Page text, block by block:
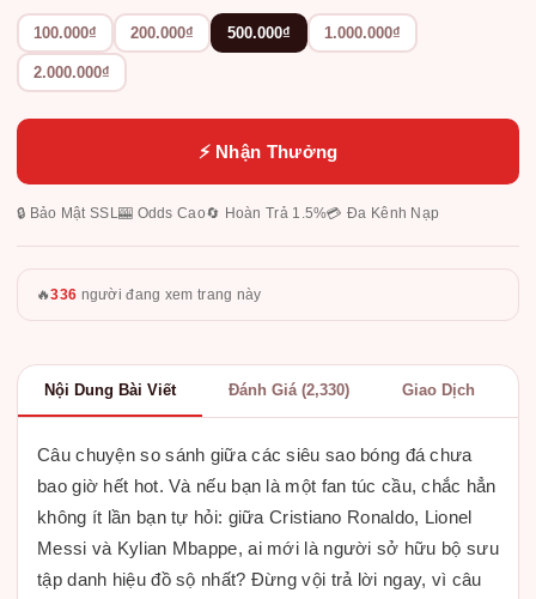
100.000₫ 200.000₫ 500.000₫ 1.000.000₫
2.000.000₫
⚡ Nhận Thưởng
🔒 Bảo Mật SSL 🎰 Odds Cao🔄 Hoàn Trả 1.5%💳 Đa Kênh Nạp
🔥336 người đang xem trang này
Nội Dung Bài Viết Đánh Giá (2,330) Giao Dịch
Câu chuyện so sánh giữa các siêu sao bóng đá chưa
bao giờ hết hot. Và nếu bạn là một fan túc cầu, chắc hẳn
không ít lần bạn tự hỏi: giữa Cristiano Ronaldo, Lionel
Messi và Kylian Mbappe, ai mới là người sở hữu bộ sưu
tập danh hiệu đồ sộ nhất? Đừng vội trả lời ngay, vì câu